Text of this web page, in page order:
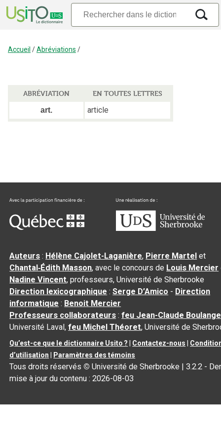
Accueil /Abréviations /
ABRÉVIATION
EN TOUTES LETTRES
art.
article
Auteurs : Hélène Cajolet-Laganière, Pierre Martel et
Chantal‑Édith Masson, avec le concours de Louis Mercier
Nadine Vincent, professeurs, Université de Sherbrooke
Direction lexicographique :Serge D’Amico - Direction
informatique : Benoit Mercier
Professeurs collaborateurs :feu Jean-Claude
Université Laval,feu Michel Théoret, Université de
Qu’est-ce que le dictionnaire Usito ? Contactez-nous
d’utilisation
Paramètres des témoins
Tous droits réservés © Université de Sherbrooke |3.2.2 -
mise à jour du contenu :2026-08-03